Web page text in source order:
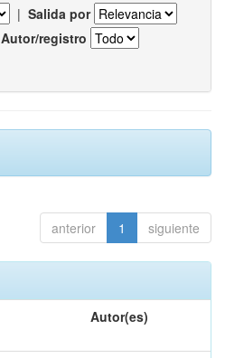
| Salida por
Autor/registro
anterior 1 siguiente
Autor(es)